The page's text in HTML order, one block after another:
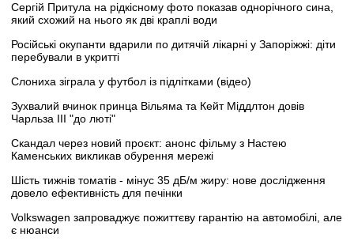
Сергій Притула на рідкісному фото показав однорічного сина,
який схожий на нього як дві краплі води
Російські окупанти вдарили по дитячій лікарні у Запоріжжі: діти
перебували в укритті
Слониха зіграла у футбол із підлітками (відео)
Зухвалий вчинок принца Вільяма та Кейт Міддлтон довів
Чарльза III "до люті"
Скандал через новий проєкт: анонс фільму з Настею
Каменських викликав обурення мережі
Шість тижнів томатів - мінус 35 дБ/м жиру: нове дослідження
довело ефективність для печінки
Volkswagen запроваджує пожиттєву гарантію на автомобілі, але
є нюанси